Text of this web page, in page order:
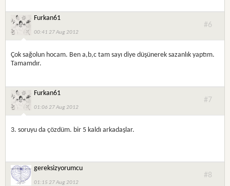
Furkan61
00:41 27 Aug 2012
#6
Çok sağolun hocam. Ben a,b,c tam sayı diye düşünerek sazanlık yaptım.
Tamamdır.
Furkan61
01:06 27 Aug 2012
#7
3. soruyu da çözdüm. bir 5 kaldı arkadaşlar.
gereksizyorumcu
01:15 27 Aug 2012
#8